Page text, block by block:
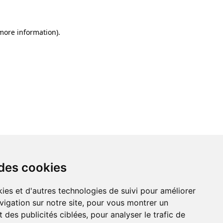
cookies
et d'autres technologies de suivi pour améliorer
sur notre site, pour vous montrer un
des publicités ciblées, pour analyser le trafic de
information).